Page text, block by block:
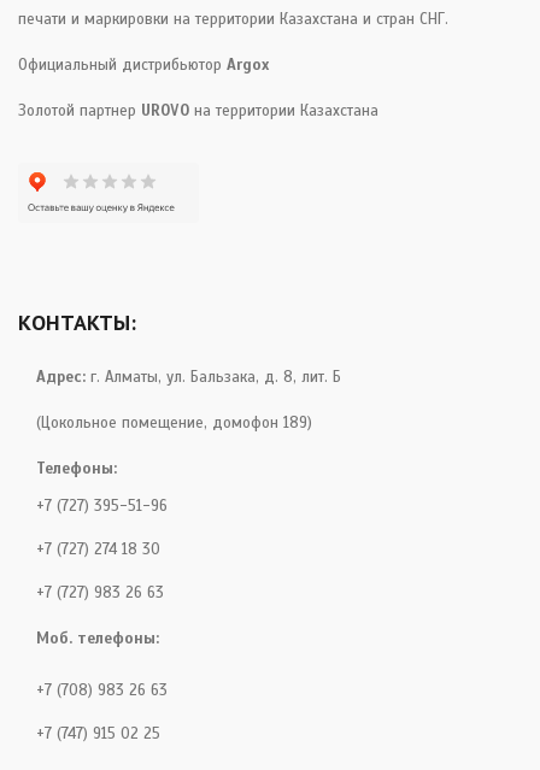
печати и маркировки на территории Казахстана и стран СНГ.
Официальный дистрибьютор Argox
Золотой партнер UROVO на территории Казахстана
КОНТАКТЫ:
Адрес: г. Алматы, ул. Бальзака, д. 8, лит. Б
(Цокольное помещение, домофон 189)
Телефоны:
+7 (727) 395-51-96
+7 (727) 274 18 30
+7 (727) 983 26 63
Моб. телефоны:
+7 (708) 983 26 63
+7 (747) 915 02 25